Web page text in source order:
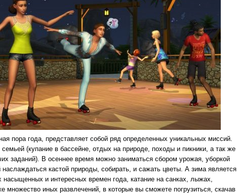
пора года, представляет собой ряд определенных уникальных миссий.
(купание в бассейне, отдых на природе, походы и пикники, а так же
заданий). В осеннее время можно заниматься сбором урожая, уборкой
кастой природы, собирать, и сажать цветы. А зима является
и интересных времен года, катание на санках, лыжах,
множество иных развлечений, в которые вы сможете погрузиться, скачав